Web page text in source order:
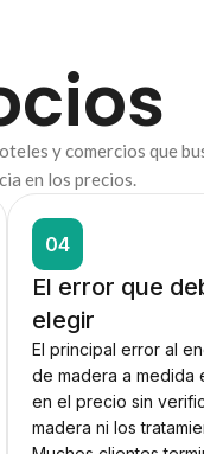
y comercios que
en los precios.
04
El error que
elegir
El principal error al
de madera a medida
en el precio sin
madera ni los